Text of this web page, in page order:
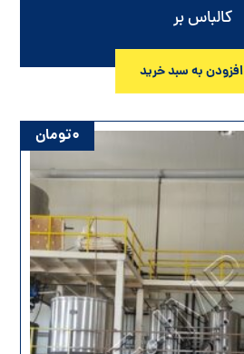
کالباس بر
افزودن به سبد خرید
۰تومان